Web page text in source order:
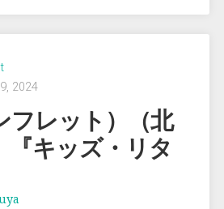
2024
フレット）（北
『キッズ・リタ